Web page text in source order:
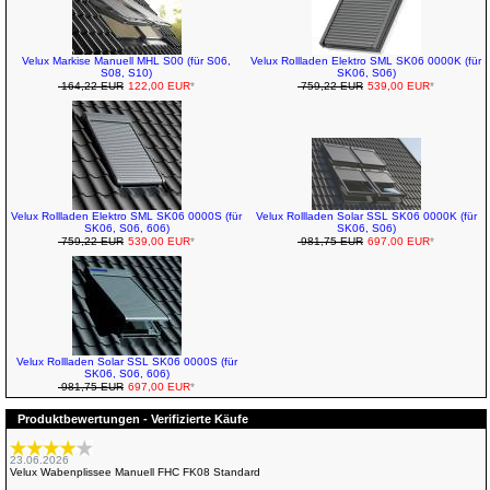
Velux Markise Manuell MHL S00 (für S06,
S08, S10)
164,22 EUR 122,00 EUR*
Velux Rollladen Elektro SML SK06 0000K (für
SK06, S06)
759,22 EUR 539,00 EUR*
Velux Rollladen Elektro SML SK06 0000S (für
SK06, S06, 606)
759,22 EUR 539,00 EUR*
Velux Rollladen Solar SSL SK06 0000K (für
SK06, S06)
981,75 EUR 697,00 EUR*
Velux Rollladen Solar SSL SK06 0000S (für
SK06, S06, 606)
981,75 EUR 697,00 EUR*
Produktbewertungen - Verifizierte Käufe
23.06.2026
Velux Wabenplissee Manuell FHC FK08 Standard